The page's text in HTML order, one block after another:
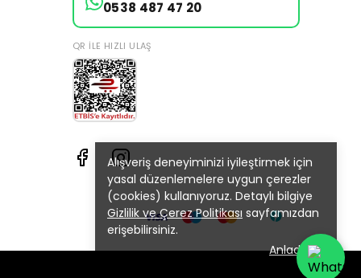
Alışveriş deneyiminizi iyileştirmek için
yasal düzenlemelere uygun çerezler
(cookies) kullanıyoruz. Detaylı bilgiye
Gizlilik ve Çerez Politikası sayfamızdan
erişebilirsiniz.
Anladım
0538 487 47 20
QR ILE HIZLI ULAŞ